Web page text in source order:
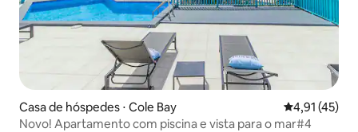
Casa de hóspedes ⋅ Cole Bay 4,91 de uma
4,91 (45)
Novo! Apartamento com piscina e vista para o mar#4